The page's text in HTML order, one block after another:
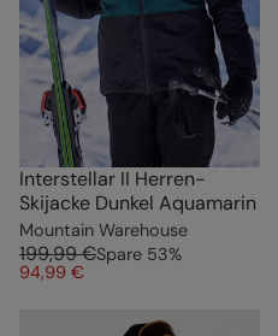
Interstellar II Herren-
Skijacke Dunkel Aquamarin
Mountain Warehouse
199,99 €Spare 53%
94,99 €